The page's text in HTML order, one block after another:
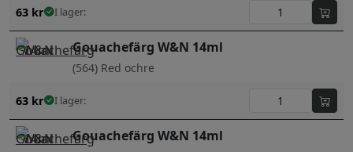
63 kr I lager:
Gouachefärg W&N 14ml
(564) Red ochre
63 kr I lager:
Gouachefärg W&N 14ml